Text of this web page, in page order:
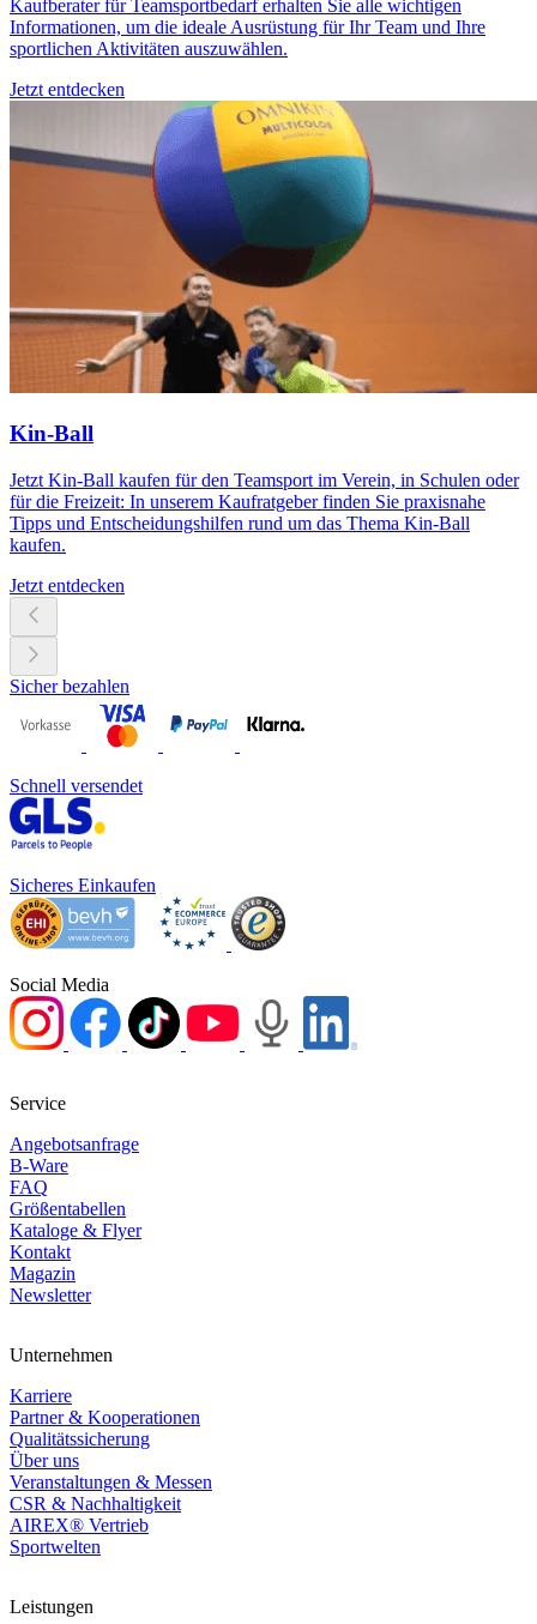
Kaufberater für Teamsportbedarf erhalten Sie alle wichtigen
Informationen, um die ideale Ausrüstung für Ihr Team und Ihre
sportlichen Aktivitäten auszuwählen.
Jetzt entdecken
Kin-Ball
Jetzt Kin-Ball kaufen für den Teamsport im Verein, in Schulen oder
für die Freizeit: In unserem Kaufratgeber finden Sie praxisnahe
Tipps und Entscheidungshilfen rund um das Thema Kin-Ball
kaufen.
Jetzt entdecken
Sicher bezahlen
Schnell versendet
Sicheres Einkaufen
Social Media
Service
Angebotsanfrage
B-Ware
FAQ
Größentabellen
Kataloge & Flyer
Kontakt
Magazin
Newsletter
Unternehmen
Karriere
Partner & Kooperationen
Qualitätssicherung
Über uns
Veranstaltungen & Messen
CSR & Nachhaltigkeit
AIREX® Vertrieb
Sportwelten
Leistungen